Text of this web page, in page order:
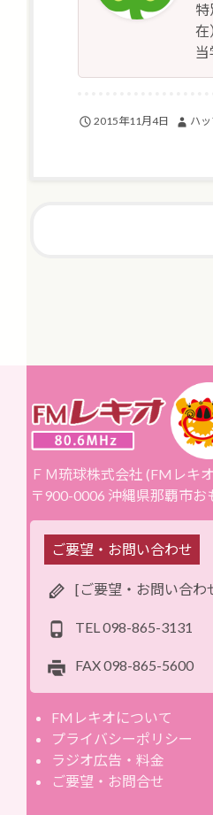
在
2015年11月4日 ハ
ＦＭ琉球株式会社 (FMレキ
〒900-0006 沖縄県那覇市
ご要望・お問い合わせ
[ご要望・お問い合わ
TEL 098-865-3131
FAX098-865-5600
FMレキオについて
プライバシーポリシー
ラジオ広告・料金
ご要望・お問合せ